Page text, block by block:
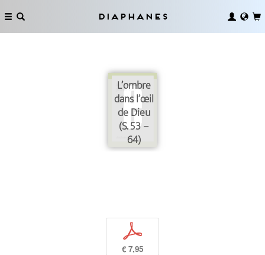
Diaphanes
L’ombre
dans l’œil
de Dieu
(S. 53 –
64)
p
€ 7,95